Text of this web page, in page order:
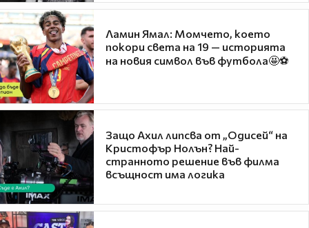
Ламин Ямал: Момчето, което
покори света на 19 — историята
на новия символ във футбола🤩⚽
Защо Ахил липсва от „Одисей“ на
Кристофър Нолън? Най-
странното решение във филма
всъщност има логика